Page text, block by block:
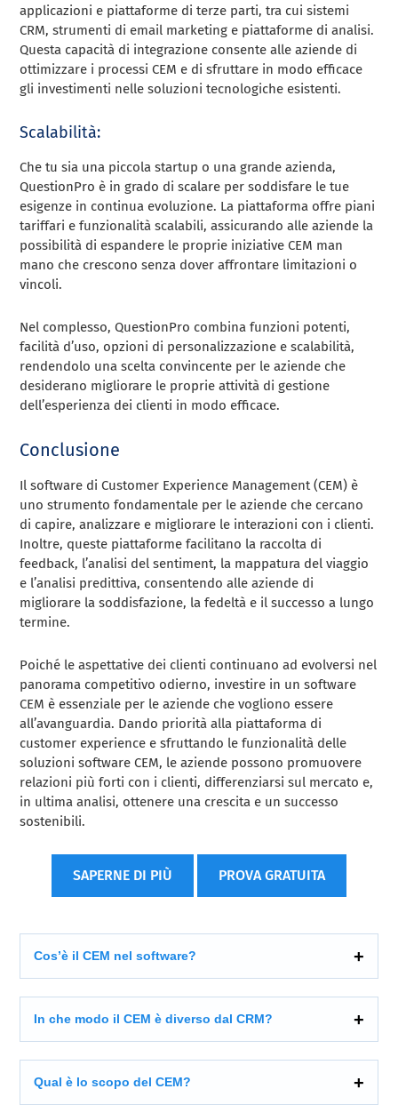
applicazioni e piattaforme di terze parti, tra cui sistemi
CRM, strumenti di email marketing e piattaforme di analisi.
Questa capacità di integrazione consente alle aziende di
ottimizzare i processi CEM e di sfruttare in modo efficace
gli investimenti nelle soluzioni tecnologiche esistenti.
Scalabilità:
Che tu sia una piccola startup o una grande azienda,
QuestionPro è in grado di scalare per soddisfare le tue
esigenze in continua evoluzione. La piattaforma offre piani
tariffari e funzionalità scalabili, assicurando alle aziende la
possibilità di espandere le proprie iniziative CEM man
mano che crescono senza dover affrontare limitazioni o
vincoli.
Nel complesso, QuestionPro combina funzioni potenti,
facilità d’uso, opzioni di personalizzazione e scalabilità,
rendendolo una scelta convincente per le aziende che
desiderano migliorare le proprie attività di gestione
dell’esperienza dei clienti in modo efficace.
Conclusione
Il software di Customer Experience Management (CEM) è
uno strumento fondamentale per le aziende che cercano
di capire, analizzare e migliorare le interazioni con i clienti.
Inoltre, queste piattaforme facilitano la raccolta di
feedback, l’analisi del sentiment, la mappatura del viaggio
e l’analisi predittiva, consentendo alle aziende di
migliorare la soddisfazione, la fedeltà e il successo a lungo
termine.
Poiché le aspettative dei clienti continuano ad evolversi nel
panorama competitivo odierno, investire in un software
CEM è essenziale per le aziende che vogliono essere
all’avanguardia. Dando priorità alla piattaforma di
customer experience e sfruttando le funzionalità delle
soluzioni software CEM, le aziende possono promuovere
relazioni più forti con i clienti, differenziarsi sul mercato e,
in ultima analisi, ottenere una crescita e un successo
sostenibili.
SAPERNE DI PIÙ PROVA GRATUITA
Cos’è il CEM nel software?
In che modo il CEM è diverso dal CRM?
Qual è lo scopo del CEM?